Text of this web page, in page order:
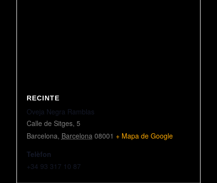
RECINTE
Oveja Negra Ramblas
Calle de Sitges, 5
Barcelona, Barcelona 08001 + Mapa de Google
Telèfon
+34 93 317 10 87